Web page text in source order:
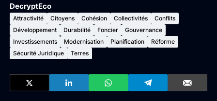
DecryptEco
Attractivité Citoyens Cohésion Collectivités
Conflits
Développement
Durabilité Foncier
Gouvernance
Investissements
Modernisation Planification
Réforme
Sécurité Juridique
Terres